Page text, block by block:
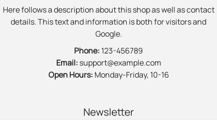
Here follows a description about this shop as well as contact
details. This text and information is both for visitors and
Google.
Phone: 123-456789
Email: support@example.com
Open Hours: Monday-Friday, 10-16
Newsletter